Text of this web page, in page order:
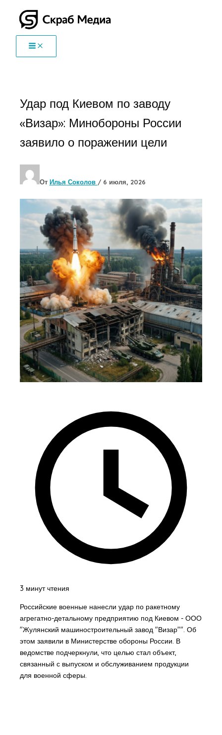
Перейти
содержимому
Удар под Киевом по заводу
«Визар»: Минобороны России
заявило о поражении цели
От Илья Соколов / 6 июля, 2026
3 минут чтения
Российские военные нанесли удар по ракетному
агрегатно-детальному предприятию под Киевом - ООО
"Жулянский машиностроительный завод "Визар"". Об
этом заявили в Министерстве обороны России. В
ведомстве подчеркнули, что целью стал объект,
связанный с выпуском и обслуживанием продукции
для военной сферы.